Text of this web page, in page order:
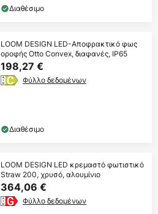
Διαθέσιμο
LOOM DESIGN LED-Αποφρακτικό φως
οροφής Otto Convex, διαφανές, IP65
198,27 €
Φύλλο δεδομένων
Διαθέσιμο
LOOM DESIGN LED κρεμαστό φωτιστικό
Straw 200, χρυσό, αλουμίνιο
364,06 €
Φύλλο δεδομένων